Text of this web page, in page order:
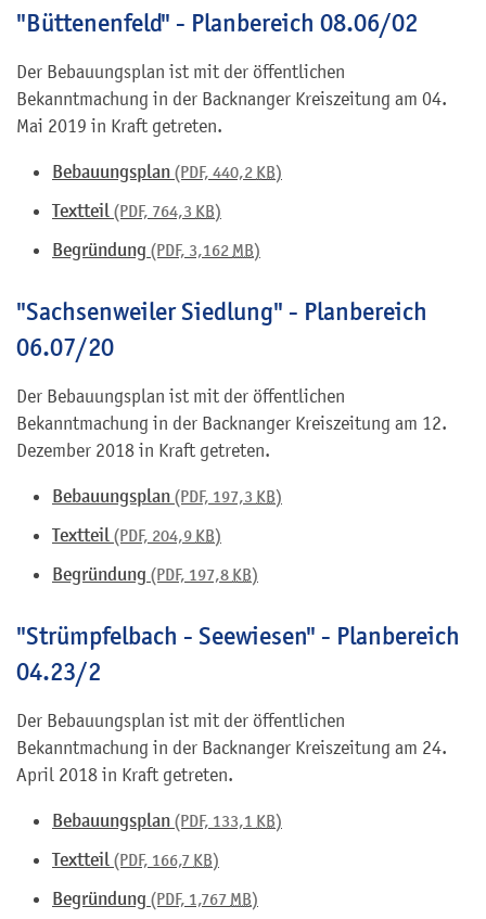
"Büttenenfeld" - Planbereich 08.06/02
Der Bebauungsplan ist mit der öffentlichen
Bekanntmachung in der Backnanger Kreiszeitung am 04.
Mai 2019 in Kraft getreten.
Bebauungsplan (PDF, 440,2KB)
Textteil (PDF, 764,3 KB)
Begründung (PDF, 3,162MB)
"Sachsenweiler Siedlung" - Planbereich
06.07/20
Der Bebauungsplan ist mit der öffentlichen
Bekanntmachung in der Backnanger Kreiszeitung am 12.
Dezember 2018 in Kraft getreten.
Bebauungsplan (PDF, 197,3 KB)
Textteil (PDF, 204,9KB)
Begründung (PDF, 197,8KB)
"Strümpfelbach - Seewiesen" - Planbereich
04.23/2
Der Bebauungsplan ist mit der öffentlichen
Bekanntmachung in der Backnanger Kreiszeitung am 24.
April 2018 in Kraft getreten.
Bebauungsplan (PDF, 133,1 KB)
Textteil (PDF, 166,7KB)
Begründung (PDF, 1,767MB)